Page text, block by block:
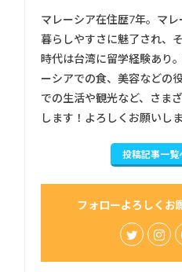
マレーシア在住歴7年。マレ
暮らしやすさに魅了され、
時代は台湾に留学経験あり
ーシアでの食、美容などの
での生活や観光など、さま
します！よろしくお願いし
投稿記事一覧
フォローよろしくお